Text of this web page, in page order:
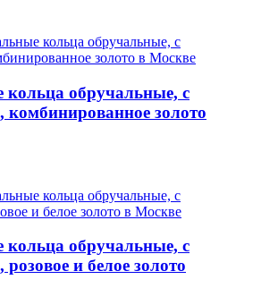
обручальные, с
золото
обручальные, с
и белое золото